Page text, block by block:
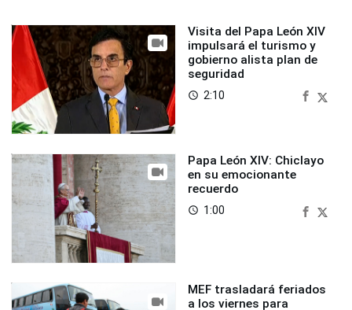
Visita del Papa León XIV
impulsará el turismo y
gobierno alista plan de
seguridad
access_time 2:10
Papa León XIV: Chiclayo
en su emocionante
recuerdo
access_time 1:00
MEF trasladará feriados
a los viernes para